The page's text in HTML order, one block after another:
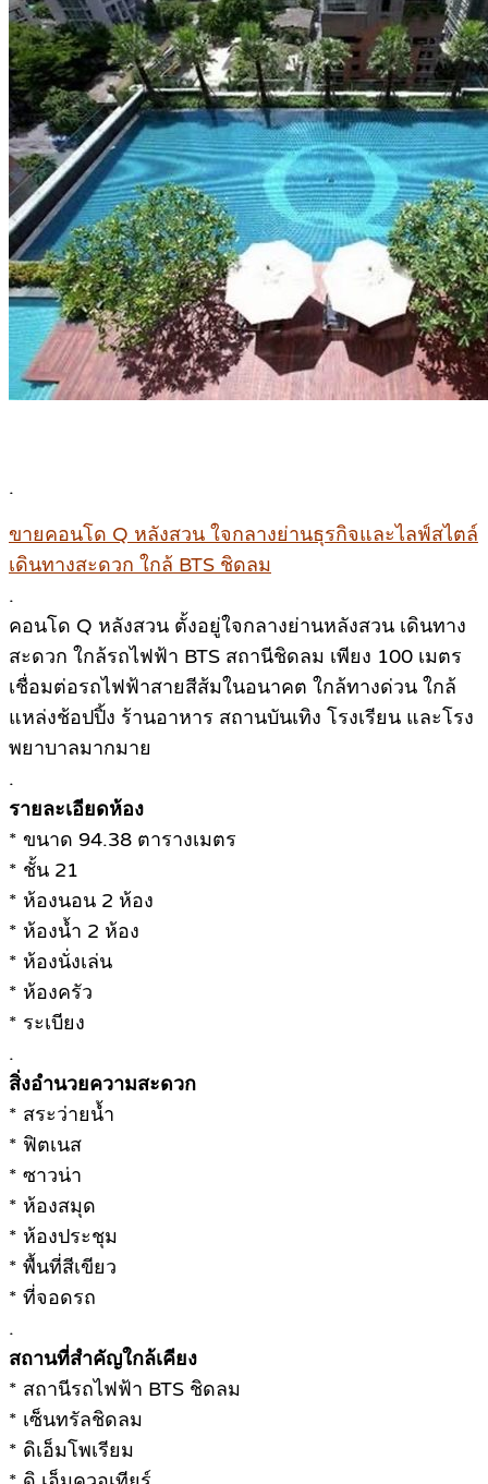
.
ขายคอนโด Q หลังสวน ใจกลางย่านธุรกิจและไลฟ์สไตล์
เดินทางสะดวก ใกล้ BTS ชิดลม
.
คอนโด Q หลังสวน ตั้งอยู่ใจกลางย่านหลังสวน เดินทาง
สะดวก ใกล้รถไฟฟ้า BTS สถานีชิดลม เพียง 100 เมตร
เชื่อมต่อรถไฟฟ้าสายสีส้มในอนาคต ใกล้ทางด่วน ใกล้
แหล่งช้อปปิ้ง ร้านอาหาร สถานบันเทิง โรงเรียน และโรง
พยาบาลมากมาย
.
รายละเอียดห้อง
* ขนาด 94.38 ตารางเมตร
* ชั้น 21
* ห้องนอน 2 ห้อง
* ห้องน้ำ 2 ห้อง
* ห้องนั่งเล่น
* ห้องครัว
* ระเบียง
.
สิ่งอำนวยความสะดวก
* สระว่ายน้ำ
* ฟิตเนส
* ซาวน่า
* ห้องสมุด
* ห้องประชุม
* พื้นที่สีเขียว
* ที่จอดรถ
.
สถานที่สำคัญใกล้เคียง
* สถานีรถไฟฟ้า BTS ชิดลม
* เซ็นทรัลชิดลม
* ดิเอ็มโพเรียม